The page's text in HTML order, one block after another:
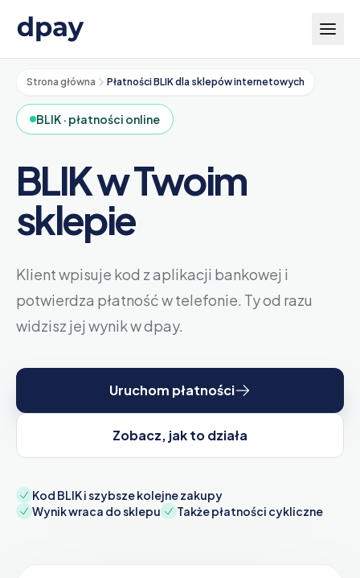
Strona główna Płatności BLIK dla sklepów internetowych
BLIK · płatności online
BLIK w Twoim
sklepie
Klient wpisuje kod z aplikacji bankowej i
potwierdza płatność w telefonie. Ty od razu
widzisz jej wynik w dpay.
Uruchom płatności
Zobacz, jak to działa
Kod BLIK i szybsze kolejne zakupy
Wynik wraca do sklepu
Także płatności cykliczne